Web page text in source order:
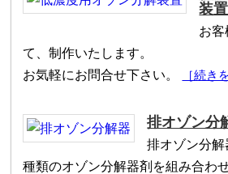
装置
お客
て、制作いたします。
お気軽にお問合せ下さい。
［続き
排オゾン分
排オゾン分
種類のオゾン分解器剤を組み合わ